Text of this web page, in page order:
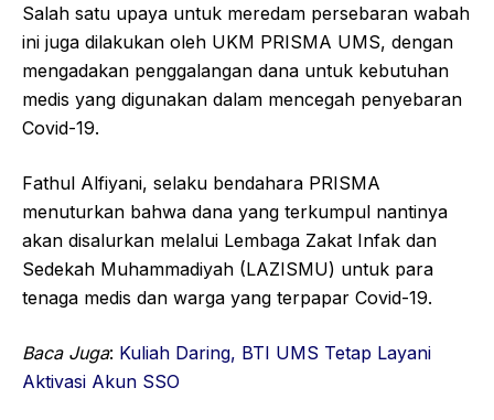
Salah satu upaya untuk meredam persebaran wabah
ini juga dilakukan oleh UKM PRISMA UMS, dengan
mengadakan penggalangan dana untuk kebutuhan
medis yang digunakan dalam mencegah penyebaran
Covid-19.
Fathul Alfiyani, selaku bendahara PRISMA
menuturkan bahwa dana yang terkumpul nantinya
akan disalurkan melalui Lembaga Zakat Infak dan
Sedekah Muhammadiyah (LAZISMU) untuk para
tenaga medis dan warga yang terpapar Covid-19.
Baca Juga: Kuliah Daring, BTI UMS Tetap Layani
Aktivasi Akun SSO